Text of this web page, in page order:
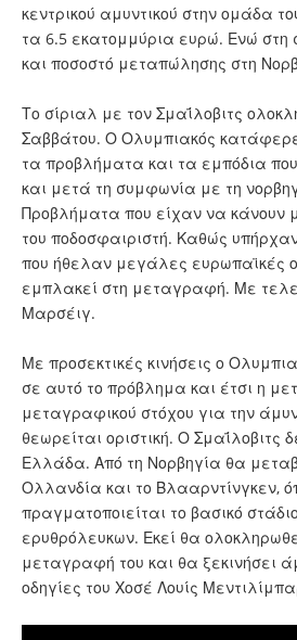
κεντρικού αμυντικού στην ομάδα
τα 6.5 εκατομμύρια ευρώ. Ενώ
και ποσοστό μεταπώλησης στη
Το σίριαλ με τον Σμαΐλοβιτς
Σαββάτου. Ο Ολυμπιακός
τα προβλήματα και τα εμπόδια
και μετά τη συμφωνία με τη
Προβλήματα που είχαν να κάνουν
του ποδοσφαιριστή. Καθώς
που ήθελαν μεγάλες ευρωπαϊκές
εμπλακεί στη μεταγραφή. Με
Μαρσέιγ.
Με προσεκτικές κινήσεις ο
σε αυτό το πρόβλημα και έτσι η
μεταγραφικού στόχου για την
θεωρείται οριστική. Ο Σμαΐλοβιτς
Ελλάδα. Από τη Νορβηγία θα
Ολλανδία και το Βλααρντίνγκεν,
πραγματοποιείται το βασικό
ερυθρόλευκων. Εκεί θα
μεταγραφή του και θα ξεκινήσει
οδηγίες του Χοσέ Λουίς